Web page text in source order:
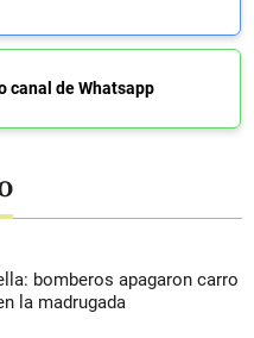
canal de Whatsapp
bomberos apagaron carro
la madrugada